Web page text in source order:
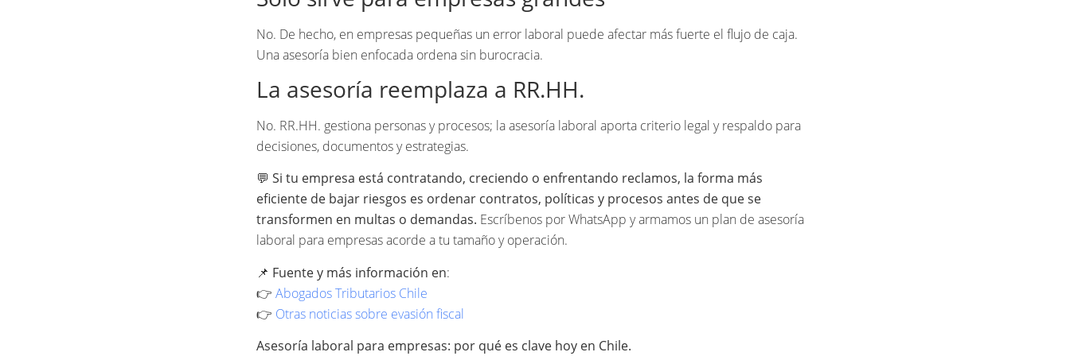
No. De hecho, en empresas pequeñas un error laboral puede afectar más fuerte el flujo de caja.
Una asesoría bien enfocada ordena sin burocracia.
La asesoría reemplaza a RR.HH.
No. RR.HH. gestiona personas y procesos; la asesoría laboral aporta criterio legal y respaldo para
decisiones, documentos y estrategias.
💬 Si tu empresa está contratando, creciendo o enfrentando reclamos, la forma más
eficiente de bajar riesgos es ordenar contratos, políticas y procesos antes de que se
transformen en multas o demandas. Escríbenos por WhatsApp y armamos un plan de asesoría
laboral para empresas acorde a tu tamaño y operación.
📌 Fuente y más información en:
👉 Abogados Tributarios Chile
👉 Otras noticias sobre evasión fiscal
Asesoría laboral para empresas: por qué es clave hoy en Chile.